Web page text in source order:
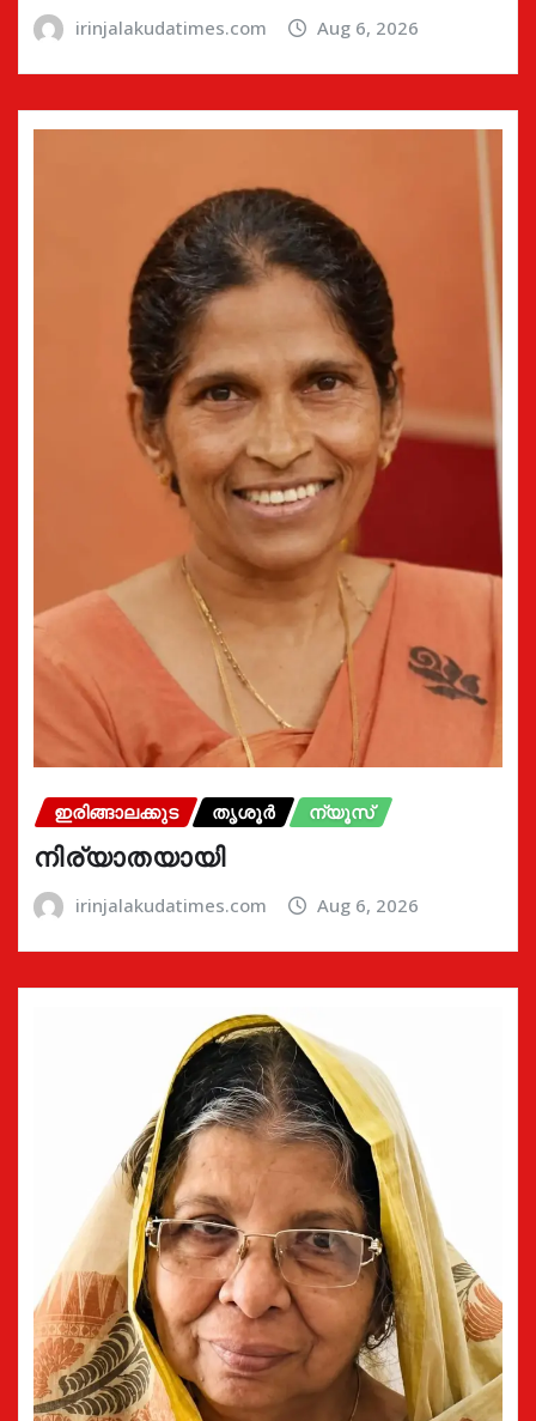
irinjalakudatimes.com Aug 6, 2026
ഇരിങ്ങാലക്കുട തൃശൂർ ന്യൂസ്
നിര്യാതയായി
irinjalakudatimes.com Aug 6, 2026